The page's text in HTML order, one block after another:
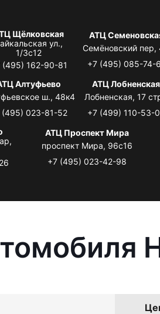
Щёлковская
ул.,
1/3с12
(495) 162-90-81
АТЦ
Семёновский пер,
+7 (495) 085-74-
Алтуфьево
ш., 48к4
(495) 023-81-52
АТЦ Лобненская
Лобненская, 17
+7 (499) 110-53-
АТЦ Проспект Мира
проспект Мира, 96с16
+7 (495) 023-42-98